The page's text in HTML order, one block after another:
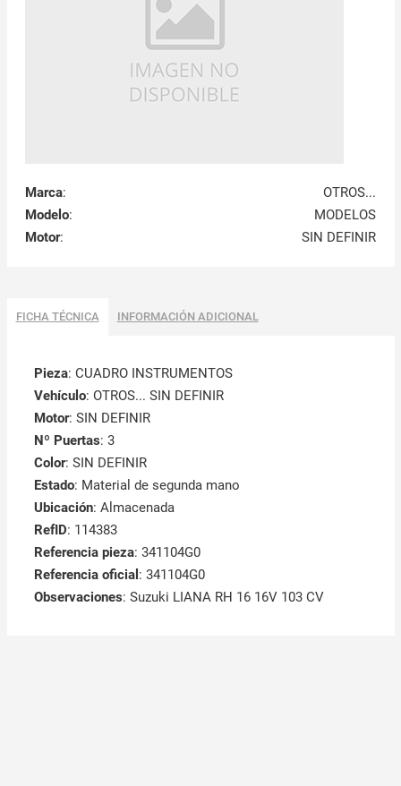
Marca:
OTROS...
Modelo:
MODELOS
Motor: SIN DEFINIR
FICHA TÉCNICA INFORMACIÓN ADICIONAL
Pieza: CUADRO INSTRUMENTOS
Vehículo: OTROS... SIN DEFINIR
Motor: SIN DEFINIR
Nº Puertas: 3
Color: SIN DEFINIR
Estado: Material de segunda mano
Ubicación: Almacenada
RefID: 114383
Referencia pieza: 341104G0
Referencia oficial : 341104G0
Observaciones: Suzuki LIANA RH 16 16V 103 CV